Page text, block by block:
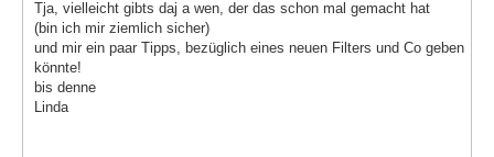
Tja, vielleicht gibts daj a wen, der das schon mal gemacht hat
(bin ich mir ziemlich sicher)
und mir ein paar Tipps, bezüglich eines neuen Filters und Co geben
könnte!
bis denne
Linda